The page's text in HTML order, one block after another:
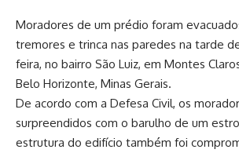
Moradores de um prédio foram
tremores e trinca nas paredes na tarde
feira, no bairro São Luiz, em Montes
Belo Horizonte, Minas Gerais.
De acordo com a Defesa Civil, os
surpreendidos com o barulho de um
estrutura do edifício também foi